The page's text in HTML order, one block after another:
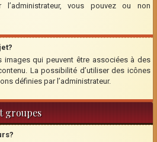
l’administrateur, vous pouvez ou non
qui peuvent être associées à des
La possibilité d’utiliser des icônes
définies par l’administrateur.
groupes